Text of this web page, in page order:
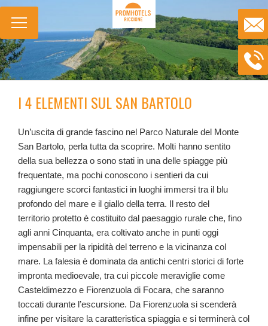
I 4 ELEMENTI SUL SAN BARTOLO
Un’uscita di grande fascino nel Parco Naturale del Monte
San Bartolo, perla tutta da scoprire. Molti hanno sentito
della sua bellezza o sono stati in una delle spiagge più
frequentate, ma pochi conoscono i sentieri da cui
raggiungere scorci fantastici in luoghi immersi tra il blu
profondo del mare e il giallo della terra. Il resto del
territorio protetto è costituito dal paesaggio rurale che, fino
agli anni Cinquanta, era coltivato anche in punti oggi
impensabili per la ripidità del terreno e la vicinanza col
mare. La falesia è dominata da antichi centri storici di forte
impronta medioevale, tra cui piccole meraviglie come
Casteldimezzo e Fiorenzuola di Focara, che saranno
toccati durante l’escursione. Da Fiorenzuola si scenderà
infine per visitare la caratteristica spiaggia e si terminerà col